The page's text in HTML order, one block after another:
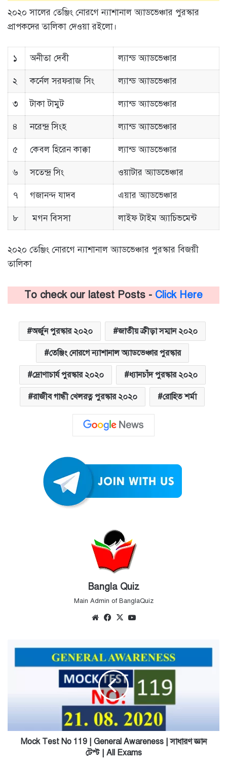
২০২০ সালের তেঞ্জিং নোরগে ন্যাশানাল অ্যাডভেঞ্চার পুরস্কার
প্রাপকদের তালিকা দেওয়া রইলো।
১ অনীতা দেবী ল্যান্ড অ্যাডভেঞ্চার
২ কর্নেল সরফরাজ সিং ল্যান্ড অ্যাডভেঞ্চার
৩ টাকা টামুট ল্যান্ড অ্যাডভেঞ্চার
৪ নরেন্দ্র সিংহ ল্যান্ড অ্যাডভেঞ্চার
৫ কেবল হিরেন কাক্কা ল্যান্ড অ্যাডভেঞ্চার
৬ সতেন্দ্র সিং ওয়াটার অ্যাডভেঞ্চার
৭ গজানন্দ যাদব এয়ার অ্যাডভেঞ্চার
৮ মগন বিসসা লাইফ টাইম অ্যাচিভমেন্ট
২০২০ তেঞ্জিং নোরগে ন্যাশানাল অ্যাডভেঞ্চার পুরস্কার বিজয়ী
তালিকা
To check our latest Posts - Click Here
অর্জুন পুরস্কার ২০২০ জাতীয় ক্রীড়া সম্মান ২০২০
তেঞ্জিং নোরগে ন্যাশানাল অ্যাডভেঞ্চার পুরস্কার
দ্রোণাচার্য পুরস্কার ২০২০ ধ্যানচাঁদ পুরস্কার ২০২০
রাজীব গান্ধী খেলরত্ন পুরস্কার ২০২০ রোহিত শর্মা
Bangla Quiz
Main Admin of BanglaQuiz
WebsiteFacebook
X
No
সাধারণ
Mock Test No 119 | General Awareness | সাধারণ জ্ঞান
টেস্ট | All Exams